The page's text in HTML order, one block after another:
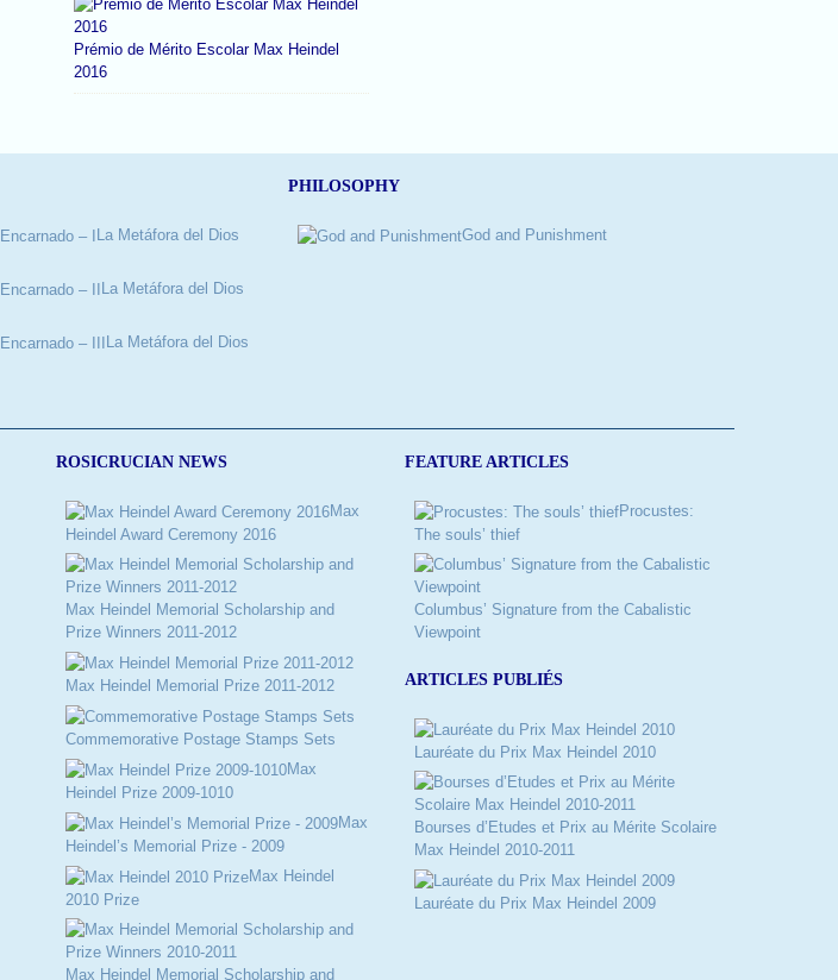
Prémio de Mérito Escolar Max Heindel
2016
La Metáfora del Dios
La Metáfora del Dios
La Metáfora del Dios
PHILOSOPHY
God and Punishment
ROSICRUCIAN NEWS
Max
Heindel Award Ceremony 2016
Max Heindel Memorial Scholarship and
Prize Winners 2011-2012
Max Heindel Memorial Prize 2011-2012
Commemorative Postage Stamps Sets
Max
Heindel Prize 2009-1010
Max
Heindel’s Memorial Prize - 2009
Max Heindel
2010 Prize
Max Heindel Memorial Scholarship and
FEATURE ARTICLES
Procustes:
The souls’ thief
Columbus’ Signature from the Cabalistic
Viewpoint
ARTICLES PUBLIÉS
Lauréate du Prix Max Heindel 2010
Bourses d’Etudes et Prix au Mérite Scolaire
Max Heindel 2010-2011
Lauréate du Prix Max Heindel 2009